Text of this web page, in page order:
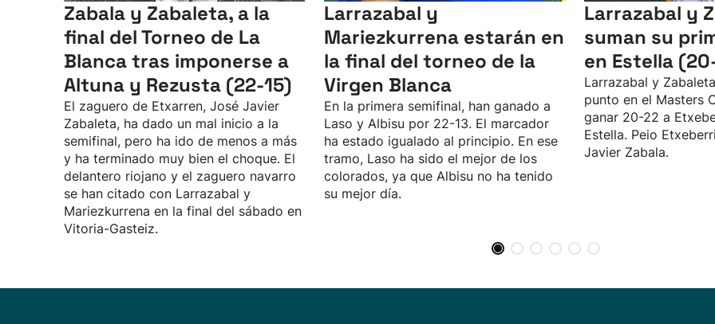
Zabala y Zabaleta, a la
final del Torneo de La
Blanca tras imponerse a
Altuna y Rezusta (22-15)
El zaguero de Etxarren, José Javier
Zabaleta, ha dado un mal inicio a la
semifinal, pero ha ido de menos a más
y ha terminado muy bien el choque. El
delantero riojano y el zaguero navarro
se han citado con Larrazabal y
Mariezkurrena en la final del sábado en
Vitoria-Gasteiz.
Larrazabal y
Mariezkurrena estarán en
la final del torneo de la
Virgen Blanca
En la primera semifinal, han ganado a
Laso y Albisu por 22-13. El marcador
ha estado igualado al principio. En ese
tramo, Laso ha sido el mejor de los
colorados, ya que Albisu no ha tenido
su mejor día.
Larrazabal y
suman su
en Estella
Larrazabal y
punto en el Masters
ganar 20-22 a
Estella. Peio
Javier Zabala.